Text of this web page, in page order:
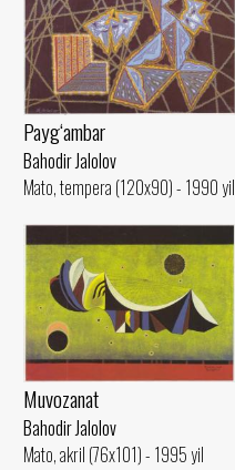
Payg‘ambar
Bahodir Jalolov
Mato, tempera (120x90) - 1990 yil
Muvozanat
Bahodir Jalolov
Mato, akril (76x101) - 1995 yil